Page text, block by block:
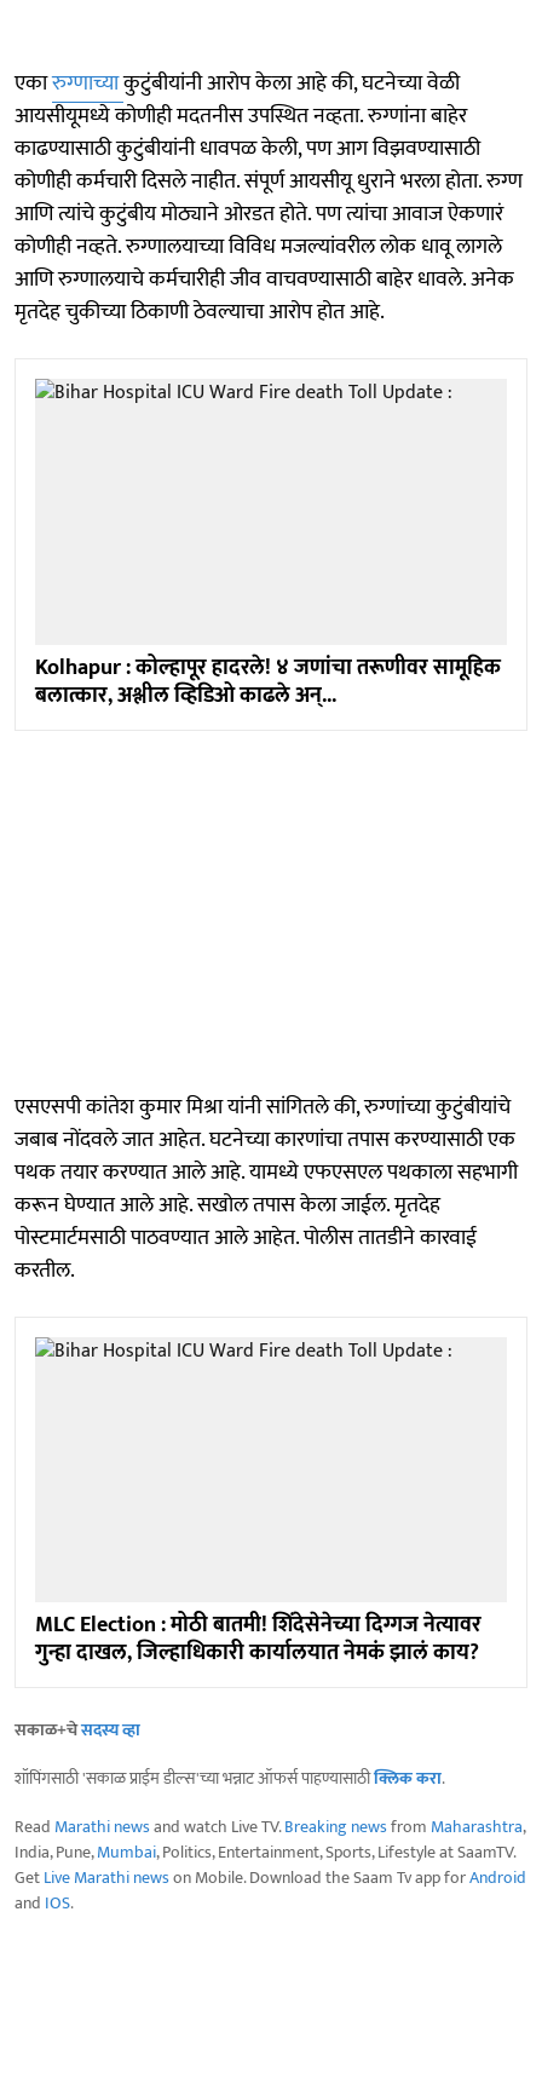
एकारुग्णाच्याकुटुंबीयांनी आरोप केला आहे की, घटनेच्या वेळी
आयसीयूमध्ये कोणीही मदतनीस उपस्थित नव्हता. रुग्णांना बाहेर
काढण्यासाठी कुटुंबीयांनी धावपळ केली, पण आग विझवण्यासाठी
कोणीही कर्मचारी दिसले नाहीत. संपूर्ण आयसीयू धुराने भरला होता. रुग्ण
आणि त्यांचे कुटुंबीय मोठ्याने ओरडत होते. पण त्यांचा आवाज ऐकणारं
कोणीही नव्हते. रुग्णालयाच्या विविध मजल्यांवरील लोक धावू लागले
आणि रुग्णालयाचे कर्मचारीही जीव वाचवण्यासाठी बाहेर धावले. अनेक
मृतदेह चुकीच्या ठिकाणी ठेवल्याचा आरोप होत आहे.
Kolhapur : कोल्हापूर हादरले! ४ जणांचा तरूणीवर सामूहिक
बलात्कार, अश्लील व्हिडिओ काढले अन्...
एसएसपी कांतेश कुमार मिश्रा यांनी सांगितले की, रुग्णांच्या कुटुंबीयांचे
जबाब नोंदवले जात आहेत. घटनेच्या कारणांचा तपास करण्यासाठी एक
पथक तयार करण्यात आले आहे. यामध्ये एफएसएल पथकाला सहभागी
करून घेण्यात आले आहे. सखोल तपास केला जाईल. मृतदेह
पोस्टमार्टमसाठी पाठवण्यात आले आहेत. पोलीस तातडीने कारवाई
करतील.
MLC Election : मोठी बातमी! शिंदेसेनेच्या दिग्गज नेत्यावर
गुन्हा दाखल, जिल्हाधिकारी कार्यालयात नेमकं झालं काय?
सकाळ+चेसदस्य व्हा
शॉपिंगसाठी 'सकाळ प्राईम डील्स'च्या भन्नाट ऑफर्स पाहण्यासाठीक्लिक करा.
Read Marathi newsand watch Live TV.Breaking newsfrom Maharashtra,
India, Pune,Mumbai, Politics, Entertainment, Sports, Lifestyle at SaamTV.
GetLive Marathi newson Mobile. Download the Saam Tv app forAndroid
and IOS.